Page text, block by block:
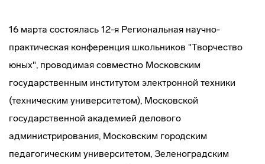
16 марта состоялась 12-я Региональная научно-
практическая конференция школьников "Творчество
юных", проводимая совместно Московским
государственным институтом электронной техники
(техническим университетом), Московской
государственной академией делового
администрирования, Московским городским
педагогическим университетом, Зеленоградским